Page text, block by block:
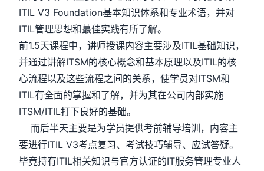
ITIL V3 Foundation基本知识体系和专业术语，并对
ITIL管理思想和蕞佳实践有所了解。
前1.5天课程中，讲师授课内容主要涉及ITIL基础知识，
并通过讲解ITSM的核心概念和基本原理以及ITIL的核
心流程以及这些流程之间的关系，使学员对ITSM和
ITIL有全面的掌握和了解，并为其在公司内部实施
ITSM/ITIL打下良好的基础。
而后半天主要是为学员提供考前辅导培训，内容主
要进行ITIL V3考点复习、考试技巧辅导、应试答疑。
毕竟持有ITIL相关知识与官方认证的IT服务管理专业人